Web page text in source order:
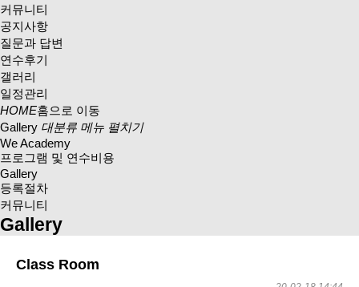
커뮤니티
공지사항
질문과 답변
연수후기
갤러리
일정관리
HOME홈으로 이동
Gallery 대분류 메뉴 펼치기
We Academy
프로그램 및 연수비용
Gallery
등록절차
커뮤니티
Gallery
Class Room